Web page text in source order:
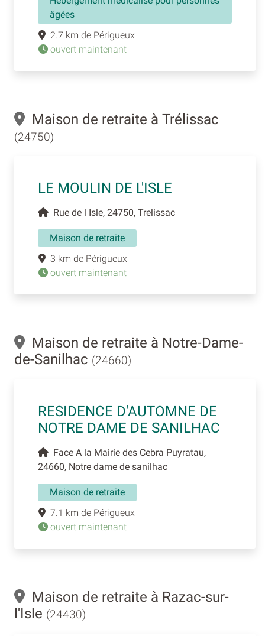
âgées
2.7 km de Périgueux
ouvert maintenant
Maison de retraite à Trélissac
(24750)
LE MOULIN DE L'ISLE
Rue de l Isle, 24750, Trelissac
Maison de retraite
3 km de Périgueux
ouvert maintenant
Maison de retraite à Notre-Dame-
de-Sanilhac (24660)
RESIDENCE D'AUTOMNE DE
NOTRE DAME DE SANILHAC
Face A la Mairie des Cebra Puyratau,
24660, Notre dame de sanilhac
Maison de retraite
7.1 km de Périgueux
ouvert maintenant
Maison de retraite à Razac-sur-
l'Isle (24430)